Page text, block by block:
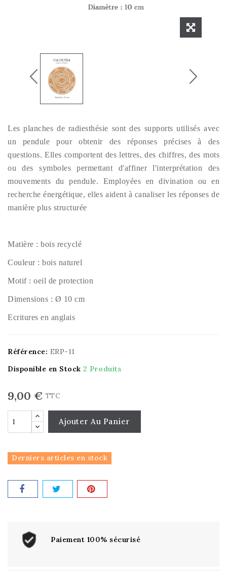
Les planches de radiesthésie sont des supports utilisés avec
un pendule pour obtenir des réponses précises à des
questions. Elles comportent des lettres, des chiffres, des mots
ou des symboles permettant d'affiner l'interprétation des
mouvements du pendule. Employées en divination ou en
recherche énergétique, elles aident à canaliser les réponses de
manière plus structurée
Matière : bois recyclé
Couleur : bois naturel
Motif : oeil de protection
Dimensions : Ø 10 cm
Ecritures en anglais
Référence: ERP-11
Disponible en Stock 2 Produits
9,00 € TTC
Ajouter Au Panier
Derniers articles en stock
Paiement 100% sécurisé